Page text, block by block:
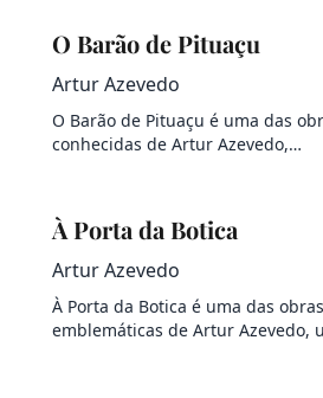
O Barão de Pituaçu
Artur Azevedo
O Barão de Pituaçu é uma das
conhecidas de Artur Azevedo,…
À Porta da Botica
Artur Azevedo
À Porta da Botica é uma das
emblemáticas de Artur Azevedo,